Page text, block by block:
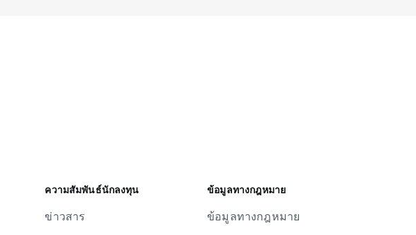
ความสัมพันธ์นักลงทุน
ข่าวสาร
ข้อมูลทางกฎหมาย
ข้อมูลทางกฎหมาย